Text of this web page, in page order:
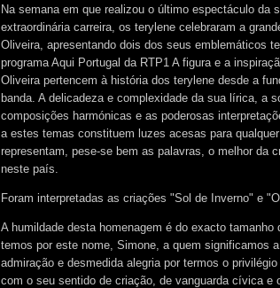
Na semana em que realizou o último espectáculo da
extraordinária carreira, os terylene celebraram a
Oliveira, apresentando dois dos seus emblemáticos
programa Aqui Portugal da RTP1 A figura e a
Oliveira pertencem à história dos terylene desde a
banda. A delicadeza e complexidade da sua lírica, a
composições harmónicas e as poderosas
a estes temas constituem luzes acesas para
representam, pese-se bem as palavras, o melhor da
neste país.
Foram interpretadas as criações "Sol de Inverno" e
A humildade desta homenagem é do exacto tamanho
temos por este nome, Simone, a quem significamos
admiração e desmedida alegria por termos o privilégio
com o seu sentido de criação, de vanguarda cívica e